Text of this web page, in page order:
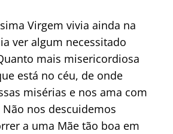
Virgem vivia ainda na
ver algum necessitado
mais misericordiosa
está no céu, de onde
misérias e nos ama com
nos descuidemos
a uma Mãe tão boa em